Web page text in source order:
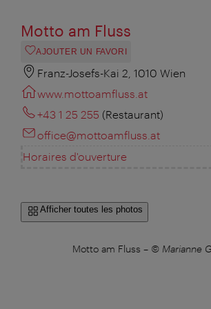
Motto am Fluss
AJOUTER UN FAVORI
Franz-Josefs-Kai 2, 1010 Wien
www.mottoamfluss.at
+43 1 25 255 (Restaurant)
office@mottoamfluss.at
Horaires d'ouverture
Afficher toutes les photos
Motto am Fluss – © Marianne